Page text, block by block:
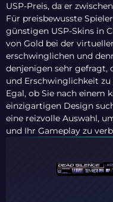
USP-Preis, da er
Für preisbewusste
günstigen USP-Skins in
von Gold bei der
erschwinglichen und
denjenigen sehr gefragt,
und Erschwinglichkeit zu
Egal, ob Sie nach einem
einzigartigen Design
eine reizvolle Auswahl,
und Ihr Gameplay zu